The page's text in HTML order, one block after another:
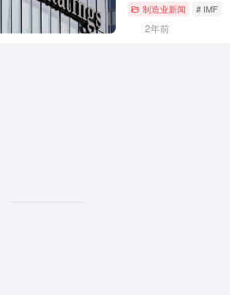
制造业新闻 # IMF
2年前